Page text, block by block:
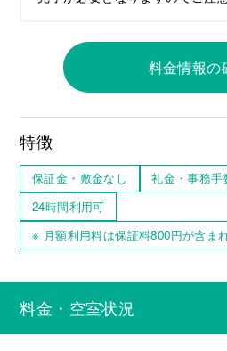
料金情報の
特徴
保証金・敷金なし
礼金・事務手
24時間利用可
※ 月額利用料は保証料800円が含
料金・空室状況